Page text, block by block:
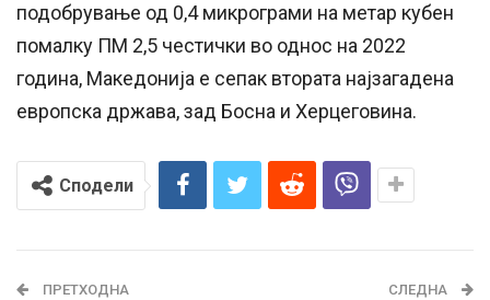
подобрување од 0,4 микрограми на метар кубен
помалку ПМ 2,5 честички во однос на 2022
година, Македонија е сепак втората најзагадена
европска држава, зад Босна и Херцеговина.
Сподели
ПРЕТХОДНА СЛЕДНА